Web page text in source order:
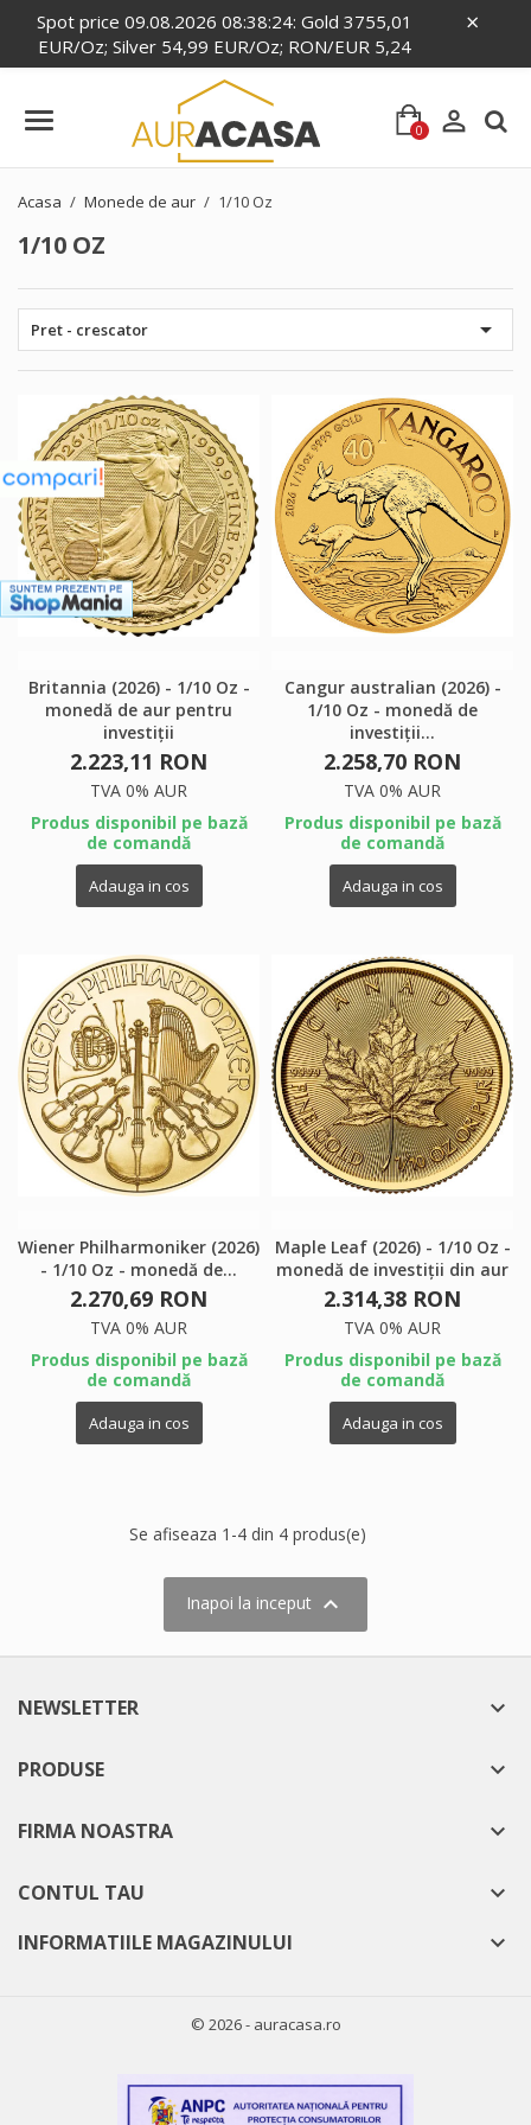
×
Spot price 09.08.2026 08:38:24: Gold 3755,01
EUR/Oz; Silver 54,99 EUR/Oz; RON/EUR 5,24
0 
Acasa Monede de aur 1/10 Oz
1/10 OZ
Pret - crescator 
Britannia (2026) - 1/10 Oz -
monedă de aur pentru
investiții
2.223,11 RON
TVA 0% AUR
Produs disponibil pe bază
de comandă
Adauga in cos
Cangur australian (2026) -
1/10 Oz - monedă de
investiții...
2.258,70 RON
TVA 0% AUR
Produs disponibil pe bază
de comandă
Adauga in cos
Wiener Philharmoniker (2026)
- 1/10 Oz - monedă de...
2.270,69 RON
TVA 0% AUR
Produs disponibil pe bază
de comandă
Adauga in cos
Maple Leaf (2026) - 1/10 Oz -
monedă de investiții din aur
2.314,38 RON
TVA 0% AUR
Produs disponibil pe bază
de comandă
Adauga in cos
Se afiseaza 1-4 din 4 produs(e)
Inapoi la inceput 
NEWSLETTER 
PRODUSE 
FIRMA NOASTRA 
CONTUL TAU 
INFORMATIILE MAGAZINULUI 
My wishlists ×
Create new list
((modalTitle)) ×
((confirmMessage))
Creeaza o lista de dorinte ×
Numele listei de dorinte
Anuleaza Creeaza o lista de dorinte
Autentificare ×
Ai nevoie sa fii autentificat pentru a salva produsele in
lista de dorinte.
Anuleaza Autentificare
© 2026 - auracasa.ro